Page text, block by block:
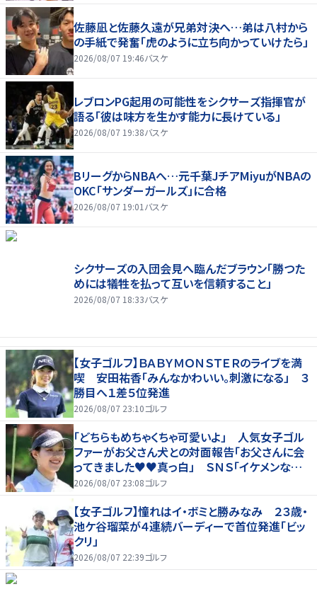
佐藤凪と佐藤久遠が兄弟対決へ…弟は八村から
の手紙で発奮「虎のように立ち向かっていけたら」
2026/08/07 19:46バスケ
レブロンPG起用の可能性をシクサーズ指揮官が
語る「彼は味方を生かす能力に長けている」
2026/08/07 19:38バスケ
BリーグからNBAへ…元千葉JチアMiyuがNBAの
OKC「サンダーガールズ」に合格
2026/08/07 19:01バスケ
シクサーズの入団会見へ臨んだブラウン「勝つた
めには犠牲を払って互いを信頼すること」
2026/08/07 18:33バスケ
【女子ゴルフ】ＢＡＢＹＭＯＮＳＴＥＲのライブを満
喫 安田祐香「みんなかわいい。刺激になる」 ３
勝目へ１差５位発進
2026/08/07 23:10ゴルフ
「どちらもめちゃくちゃ可愛いよ」 人気女子ゴル
ファーがお父さん犬との対面報告「お父さんに会
ってきました♥♥真っ白」 ＳＮＳ「イケメンなお
父さん」「白戸家入りするんですか？」
2026/08/07 23:08ゴルフ
【女子ゴルフ】憧れはイ・ボミと勝みなみ ２３歳・
池ケ谷瑠菜が４連続バーディーで首位発進「ビッ
クリ」
2026/08/07 22:39ゴルフ